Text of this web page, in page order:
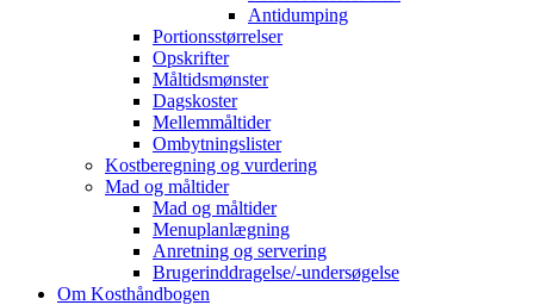
Antidumping
Portionsstørrelser
Opskrifter
Måltidsmønster
Dagskoster
Mellemmåltider
Ombytningslister
Kostberegning og vurdering
Mad og måltider
Mad og måltider
Menuplanlægning
Anretning og servering
Brugerinddragelse/-undersøgelse
Om Kosthåndbogen